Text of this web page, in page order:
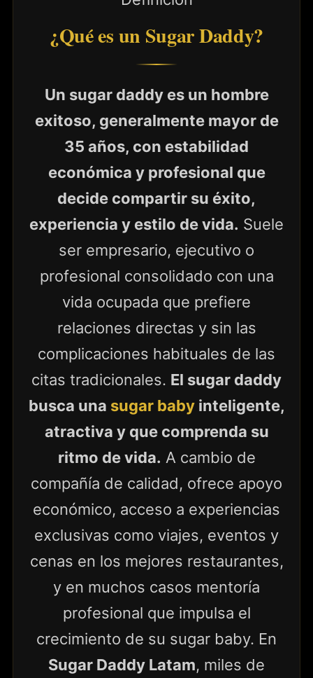
¿Qué es un Sugar Daddy?
Un sugar daddy es un hombre
exitoso, generalmente mayor de
35 años, con estabilidad
económica y profesional que
decide compartir su éxito,
experiencia y estilo de vida. Suele
ser empresario, ejecutivo o
profesional consolidado con una
vida ocupada que prefiere
relaciones directas y sin las
complicaciones habituales de las
citas tradicionales. El sugar daddy
busca una sugar babyinteligente,
atractiva y que comprenda su
ritmo de vida. A cambio de
compañía de calidad, ofrece apoyo
económico, acceso a experiencias
exclusivas como viajes, eventos y
cenas en los mejores restaurantes,
y en muchos casos mentoría
profesional que impulsa el
crecimiento de su sugar baby. En
Sugar Daddy Latam, miles de